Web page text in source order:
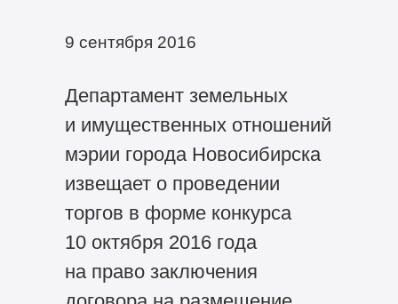
9 сентября 2016
Департамент земельных
и имущественных отношений
мэрии города Новосибирска
извещает о проведении
торгов в форме конкурса
10 октября 2016 года
на право заключения